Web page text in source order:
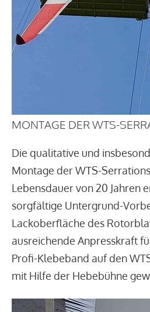
MONTAGE DER WTS-
Die qualitative und
Montage der WTS-
Lebensdauer von 20 Jahren
sorgfältige Untergrund-
Lackoberfläche des
ausreichende Anpresskraft
Profi-Klebeband auf den
mit Hilfe der Hebebühne